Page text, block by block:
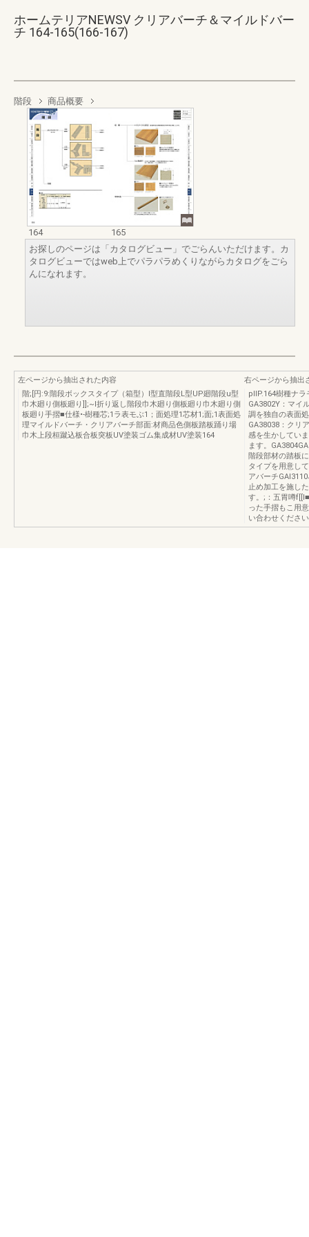
ホームテリアNEWSV クリアバーチ＆マイルドバー
チ 164-165(166-167)
階段 商品概要
164
165
お探しのページは「カタログビュー」でごらんいただけます。カ
タログビューではweb上でパラパラめくりながらカタログをごら
んになれます。
左ページから抽出された内容
階;[円:9:階段ボックスタイプ（箱型）I型直階段L型UP廻階段u型
巾木廻り側板廻り]];~I折り返し階段巾木廻り側板廻り巾木廻り側
板廻り手摺■仕様•-樹種芯;1ラ表モぶ1；面処理1芯材1;面;1表面処
理マイルドバーチ・クリアバーチ部面:材商品色側板踏板踊り場
巾木上段桓蹴込板合板突板UV塗装ゴム集成材UV塗装164
右ページから抽出
pllP.164樹種ナ
GA3802Y：マイ
調を独自の表面
GA38038：クリ
感を生かしてい
ます。
階段部材の踏板
タイプを用意し
アバーチ
止め加工を施し
す。;：五胃噂
った手摺もこ用
い合わせくださ